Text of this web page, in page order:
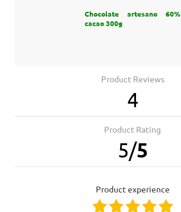
Chocolate artesano 60%
cacao 300g
Product Reviews
4
Product Rating
5/5
product experience